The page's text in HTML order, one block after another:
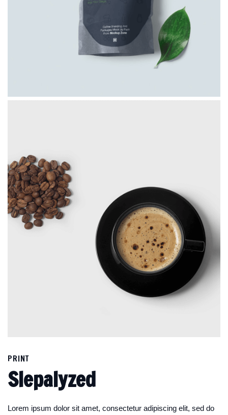
PRINT
Slepalyzed
Lorem ipsum dolor sit amet, consectetur adipiscing elit, sed do